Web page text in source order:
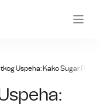
Uspeha: Kako Sugar